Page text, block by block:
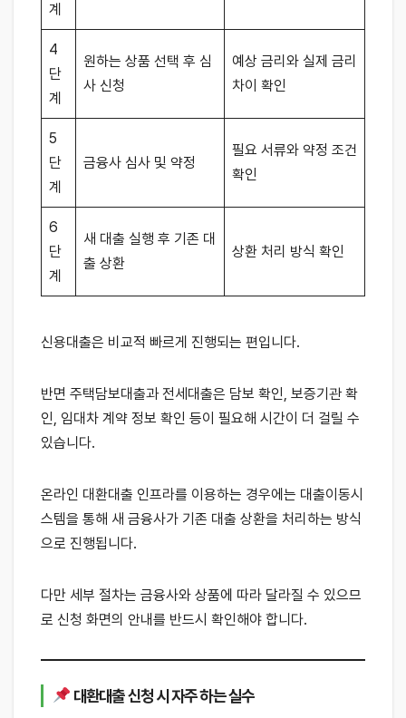
계
4
단
계
원하는 상품 선택 후 심
사 신청
예상 금리와 실제 금리
차이 확인
5
단
계
금융사 심사 및 약정
필요 서류와 약정 조건
확인
6
단
계
새 대출 실행 후 기존 대
출 상환
상환 처리 방식 확인
신용대출은 비교적 빠르게 진행되는 편입니다.
반면 주택담보대출과 전세대출은 담보 확인, 보증기관 확
인, 임대차 계약 정보 확인 등이 필요해 시간이 더 걸릴 수
있습니다.
온라인 대환대출 인프라를 이용하는 경우에는 대출이동시
스템을 통해 새 금융사가 기존 대출 상환을 처리하는 방식
으로 진행됩니다.
다만 세부 절차는 금융사와 상품에 따라 달라질 수 있으므
로 신청 화면의 안내를 반드시 확인해야 합니다.
대환대출 신청 시 자주 하는 실수